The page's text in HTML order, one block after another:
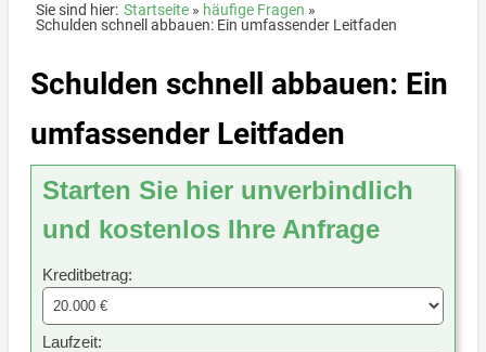
Sie sind hier: Startseite
häufige Fragen
Schulden schnell abbauen: Ein umfassender Leitfaden
Schulden schnell abbauen: Ein
umfassender Leitfaden
Starten Sie hier unverbindlich
und kostenlos Ihre Anfrage
Kreditbetrag:
Laufzeit: